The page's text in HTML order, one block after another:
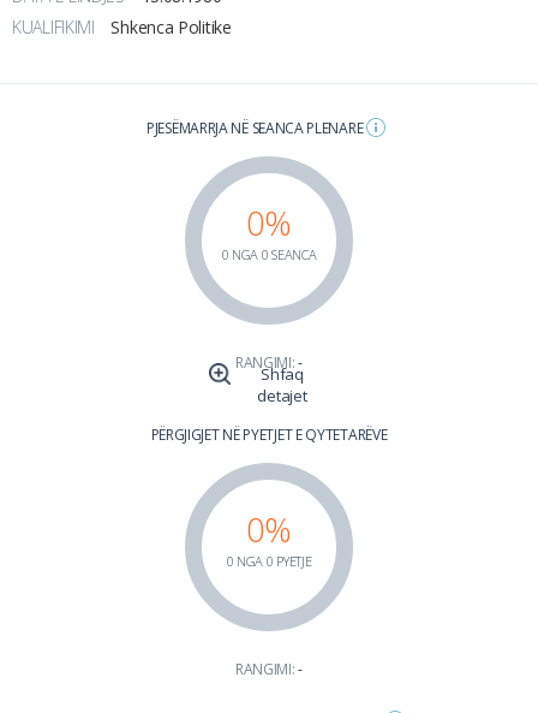
KUALIFIKIMI
Shkenca Politike
PJESËMARRJA NË SEANCA PLENARE
0%
0 NGA 0 SEANCA
RANGIMI:-
Shfaq
detajet
PËRGJIGJET NË PYETJET E QYTETARËVE
0%
0 NGA 0 PYETJE
RANGIMI:-